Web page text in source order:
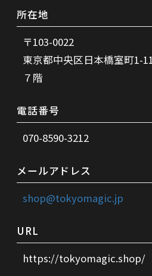
所在地
〒103-0022
東京都中央区日本橋室町1-
７階
電話番号
070-8590-3212
メールアドレス
shop@tokyomagic.jp
URL
https://tokyomagic.shop/